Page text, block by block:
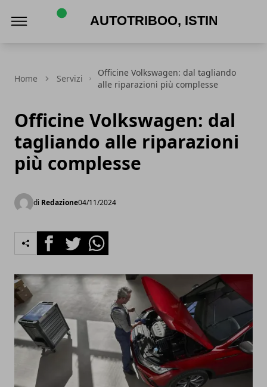
Home Servizi
Officine Volkswagen: dal tagliando
alle riparazioni più complesse
Officine Volkswagen: dal
tagliando alle riparazioni
più complesse
di Redazione04/11/2024
FacebookTwitterWhatsapp